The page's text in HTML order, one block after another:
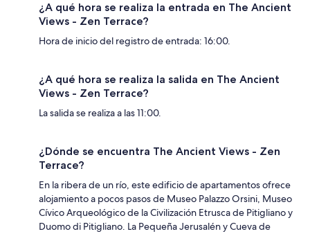
¿A qué hora se realiza la entrada en The Ancient
Views - Zen Terrace?
Hora de inicio del registro de entrada: 16:00.
¿A qué hora se realiza la salida en The Ancient
Views - Zen Terrace?
La salida se realiza a las 11:00.
¿Dónde se encuentra The Ancient Views - Zen
Terrace?
En la ribera de un río, este edificio de apartamentos ofrece
alojamiento a pocos pasos de Museo Palazzo Orsini, Museo
Cívico Arqueológico de la Civilización Etrusca de Pitigliano y
Duomo di Pitigliano. La Pequeña Jerusalén y Cueva de